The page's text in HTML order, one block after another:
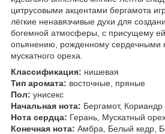
цитрусовыми акцентами бергамота
лёгкие ненавязчивые духи для
богемной атмосферы, с присущему ей
опьянению, рожденному сердечными
мускатного ореха.
Классификация: нишевая
Тип аромата: восточные, пряные
Пол: унисекс
Начальная нота: Бергамот, Кориандр
Нота сердца: Герань, Мускатный
Конечная нота: Амбра, Белый кедр,